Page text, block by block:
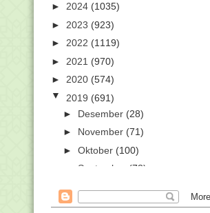
► 2024 (1035)
► 2023 (923)
► 2022 (1119)
► 2021 (970)
► 2020 (574)
▼ 2019 (691)
► Desember (28)
► November (71)
► Oktober (100)
September
(78)
►Juli(42)